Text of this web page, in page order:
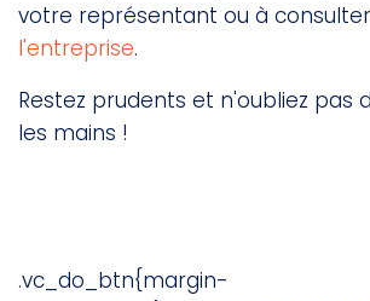
votre représentant ou à
l'entreprise.
Restez prudents et n'oubliez pas
les mains !
.vc_do_btn{margin-